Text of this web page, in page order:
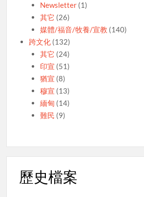
Newsletter(1)
其它 (26)
媒體/福音/牧養/宣教 (140)
跨文化 (132)
其它 (24)
印宣 (51)
猶宣 (8)
穆宣 (13)
緬甸 (14)
難民 (9)
歷史檔案